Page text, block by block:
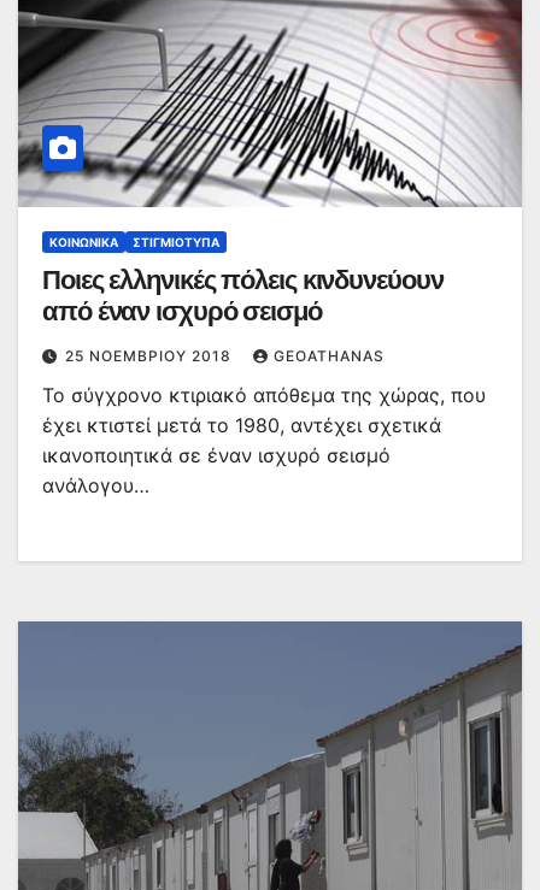
ΚΟΙΝΩΝΙΚΆ ΣΤΙΓΜΙΌΤΥΠΑ
Ποιες ελληνικές πόλεις κινδυνεύουν
από έναν ισχυρό σεισμό
25 ΝΟΕΜΒΡΊΟΥ 2018 GEOATHANAS
Το σύγχρονο κτιριακό απόθεμα της χώρας, που
έχει κτιστεί μετά το 1980, αντέχει σχετικά
ικανοποιητικά σε έναν ισχυρό σεισμό
ανάλογου…